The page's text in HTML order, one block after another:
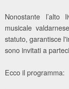
Nonostante l’alto
musicale
statuto, garantisce
sono invitati a
Ecco il programma: